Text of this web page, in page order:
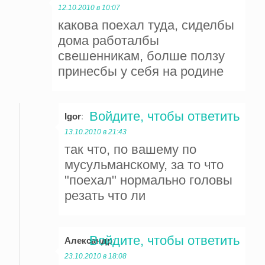
12.10.2010 в 10:07
какова поехал туда, сиделбы
дома работалбы
свешенникам, болше ползу
принесбы у себя на родине
Igor:
13.10.2010 в 21:43
так что, по вашему по
мусульманскому, за то что
"поехал" нормально головы
резать что ли
Войдите, чтобы ответить
Александр:
23.10.2010 в 18:08
Войдите, чтобы ответить